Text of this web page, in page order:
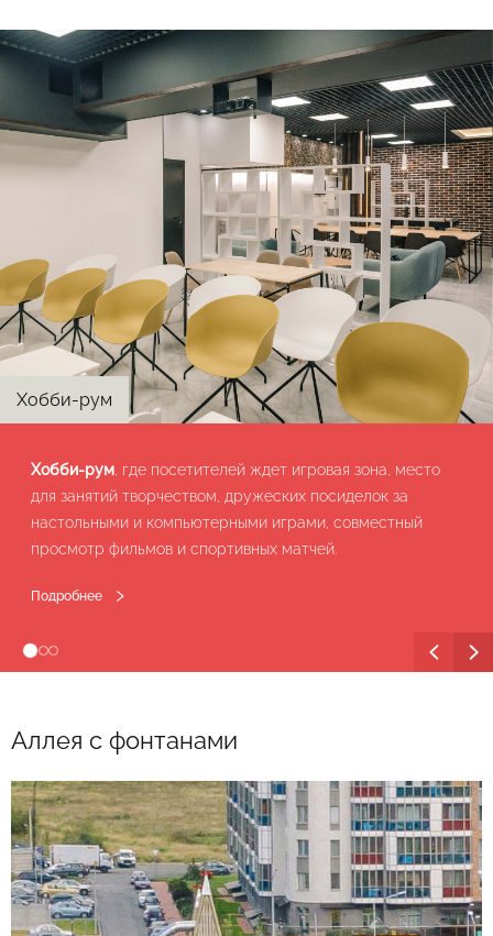
Хобби-рум
Хобби-рум , где посетителей ждет игровая зона, место
для занятий творчеством, дружеских посиделок за
настольными и компьютерными играми, совместный
просмотр фильмов и спортивных матчей.
Подробнее
Аллея с фонтанами